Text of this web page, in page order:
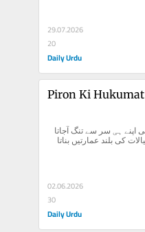
29.07.2026
20
Daily Urdu
Piron Ki Hukumat
02.06.2026
30
Daily Urdu